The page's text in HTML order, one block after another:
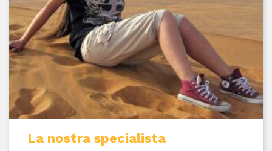
La nostra specialista